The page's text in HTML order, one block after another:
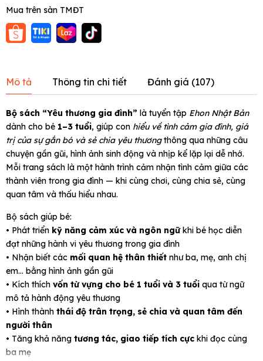
Mua trên sàn TMĐT
Mô tả Thông tin chi tiết Đánh giá (107)
Bộ sách “Yêu thương gia đình” là tuyển tập Ehon Nhật Bản
dành cho bé 1–3 tuổi, giúp con hiểu về tình cảm gia đình, giá
trị của sự gắn bó và sẻ chia yêu thươngthông qua những câu
chuyện gần gũi, hình ảnh sinh động và nhịp kể lặp lại dễ nhớ.
Mỗi trang sách là một hành trình cảm nhận tình cảm giữa các
thành viên trong gia đình — khi cùng chơi, cùng chia sẻ, cùng
quan tâm và thấu hiểu nhau.
Bộ sách giúp bé:
• Phát triển kỹ năng cảm xúc và ngôn ngữkhi bé học diễn
đạt những hành vi yêu thương trong gia đình
• Nhận biết các mối quan hệ thân thiết như ba, mẹ, anh chị
em… bằng hình ảnh gần gũi
• Kích thích vốn từ vựng cho bé 1 tuổi và 3 tuổi qua từ ngữ
mô tả hành động yêu thương
• Hình thành thái độ trân trọng, sẻ chia và quan tâm đến
người thân
• Tăng khả năng tương tác, giao tiếp tích cực khi đọc cùng
ba mẹ